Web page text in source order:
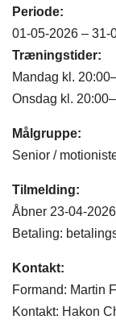
Periode:
01-05-2026 – 31-
Træningstider:
Mandag kl.
Onsdag kl.
Målgruppe:
Senior /
Tilmelding:
Åbner 23-04-
Betaling:
Kontakt:
Formand: Martin
Kontakt: Hakon